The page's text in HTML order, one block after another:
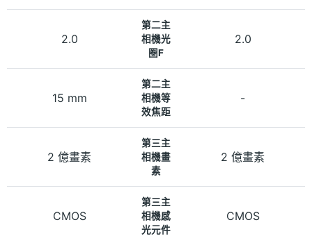
2.0
第二主
相機光
圈F
2.0
15 mm
第二主
相機等
效焦距
-
2 億畫素
第三主
相機畫
素
2 億畫素
CMOS
第三主
相機感
光元件
CMOS